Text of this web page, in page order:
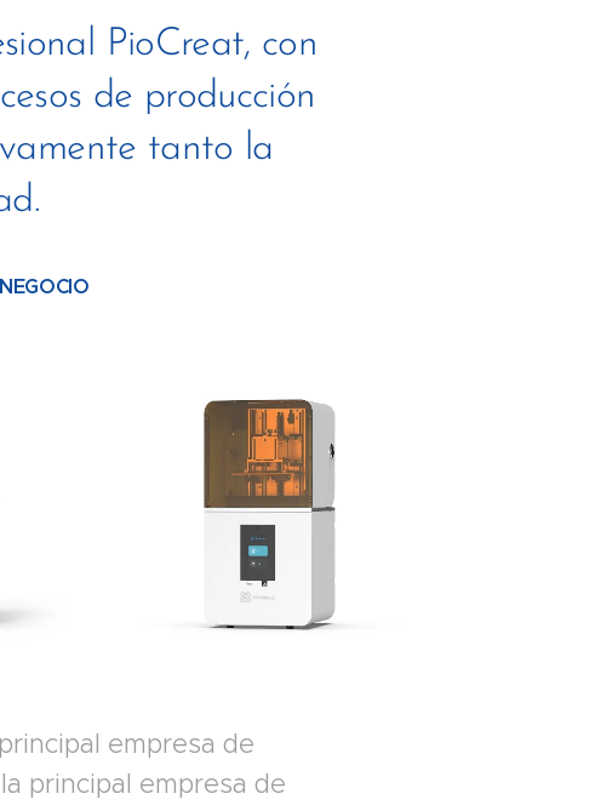
PioCreat, con
de producción
tanto la
empresa de
principal empresa de